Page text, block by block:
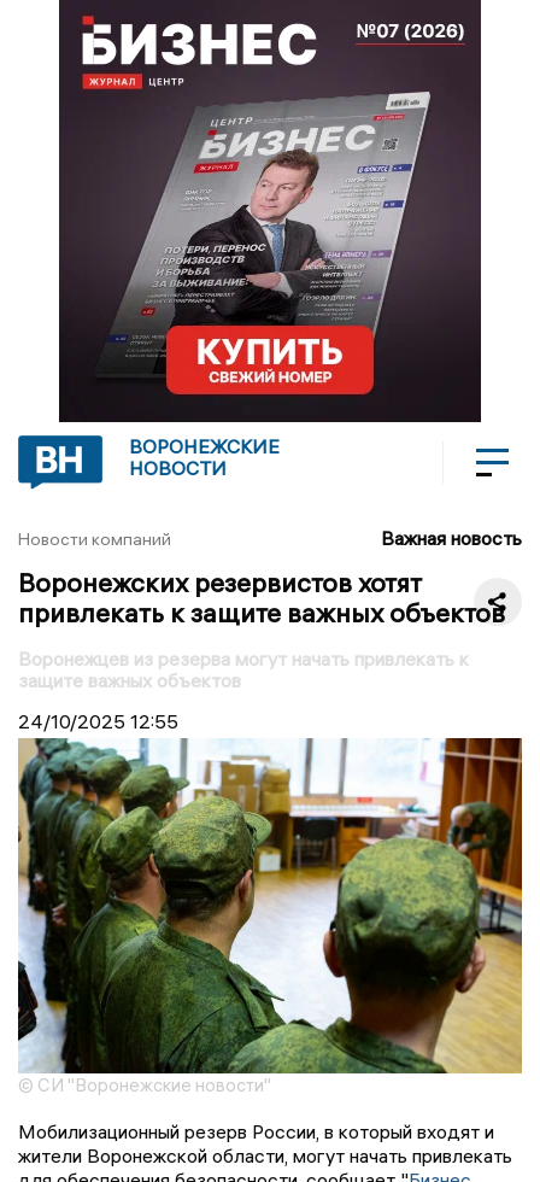
ВОРОНЕЖСКИЕ
НОВОСТИ
Новости компаний Важная новость
Воронежских резервистов хотят
привлекать к защите важных объектов
Воронежцев из резерва могут начать привлекать к
защите важных объектов
24/10/2025 12:55
© СИ "Воронежские новости"
Мобилизационный резерв России, в который входят и
жители Воронежской области, могут начать привлекать